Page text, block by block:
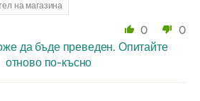
на магазина
0
0
да бъде преведен. Опитайте
отново по-късно